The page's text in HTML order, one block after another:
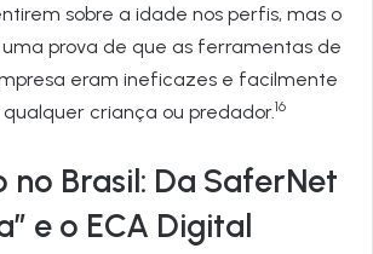
sobre a idade nos perfis, mas o
uma prova de que as ferramentas de
eram ineficazes e facilmente
criança ou predador.16
no Brasil: Da SaferNet
e o ECA Digital